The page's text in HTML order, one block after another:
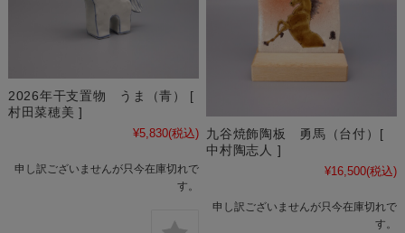
2026年干支置物 うま（青） [
村田菜穂美 ]
¥5,830(税込)
申し訳ございませんが只今在庫切れで
す。
九谷焼飾陶板 勇馬（台付）[
中村陶志人 ]
¥16,500(税込)
申し訳ございませんが只今在庫切れで
す。